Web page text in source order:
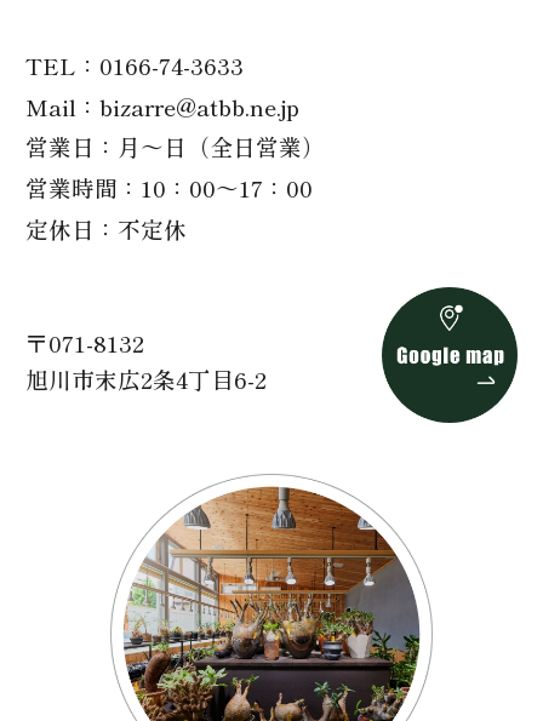
TEL
0166-74-3633
Mail
bizarre@atbb.ne.jp
営業日
月～日（全日営業）
営業時間
10：00～17：00
定休日
不定休
〒071-8132
旭川市末広2条4丁目6-2